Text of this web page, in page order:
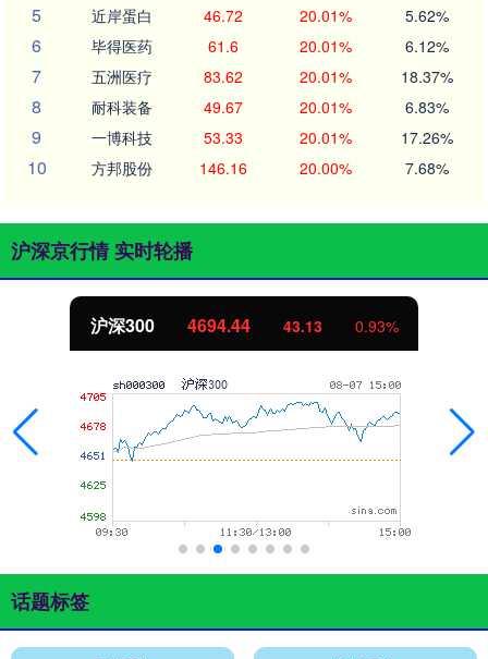
5 近岸蛋白 46.72 20.01% 5.62%
6 毕得医药 61.6 20.01% 6.12%
7 五洲医疗 83.62 20.01% 18.37%
8 耐科装备 49.67 20.01% 6.83%
9 一博科技 53.33 20.01% 17.26%
10 方邦股份 146.16 20.00% 7.68%
沪深京行情 实时轮播
沪深300 4694.44 43.13 0.93%
话题标签